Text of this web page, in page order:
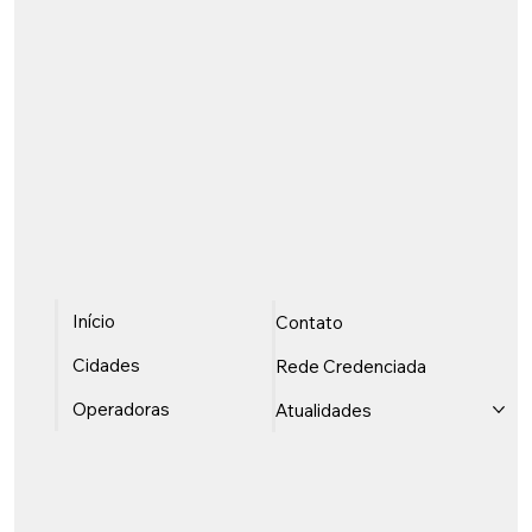
Início
Cidades
Operadoras
Contato
Rede Credenciada
Atualidades